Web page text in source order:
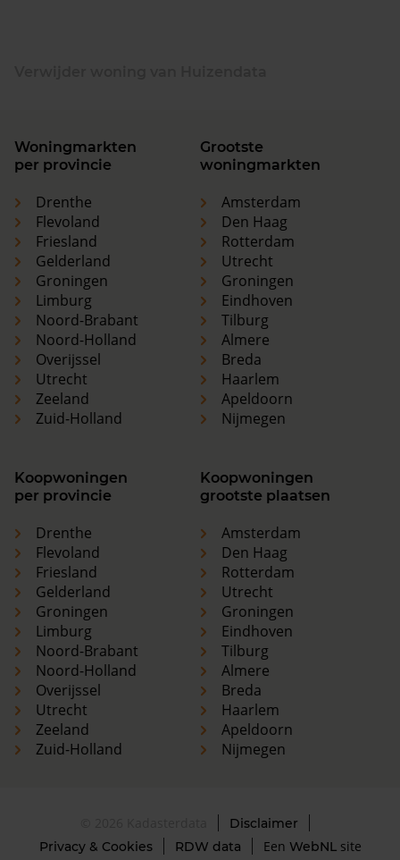
Woningmarkten
per provincie
Drenthe
Flevoland
Friesland
Gelderland
Groningen
Limburg
Noord-Brabant
Noord-Holland
Overijssel
Utrecht
Zeeland
Zuid-Holland
Grootste
woningmarkten
Amsterdam
Den Haag
Rotterdam
Utrecht
Groningen
Eindhoven
Tilburg
Almere
Breda
Haarlem
Apeldoorn
Nijmegen
Koopwoningen
per provincie
Drenthe
Flevoland
Friesland
Gelderland
Groningen
Limburg
Noord-Brabant
Noord-Holland
Overijssel
Utrecht
Zeeland
Zuid-Holland
Koopwoningen
grootste plaatsen
Amsterdam
Den Haag
Rotterdam
Utrecht
Groningen
Eindhoven
Tilburg
Almere
Breda
Haarlem
Apeldoorn
Nijmegen
Disclaimer
Privacy & Cookies
RDW data Een WebNLsite